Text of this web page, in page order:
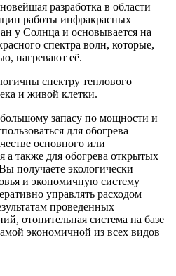
разработка в области
работы инфракрасных
у Солнца и основывается на
спектра волн, которые,
нагревают её.
спектру теплового
и живой клетки.
запасу по мощности и
для обогрева
основного или
а также для обогрева открытых
получаете экологически
и экономичную систему
управлять расходом
проведенных
отопительная система на базе
экономичной из всех видов